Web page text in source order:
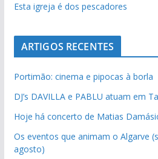
Esta igreja é dos pescadores
ARTIGOS RECENTES
Portimão: cinema e pipocas à borla
DJ’s DAVILLA e PABLU atuam em
Hoje há concerto de Matias
Os eventos que animam o Algarve
agosto)